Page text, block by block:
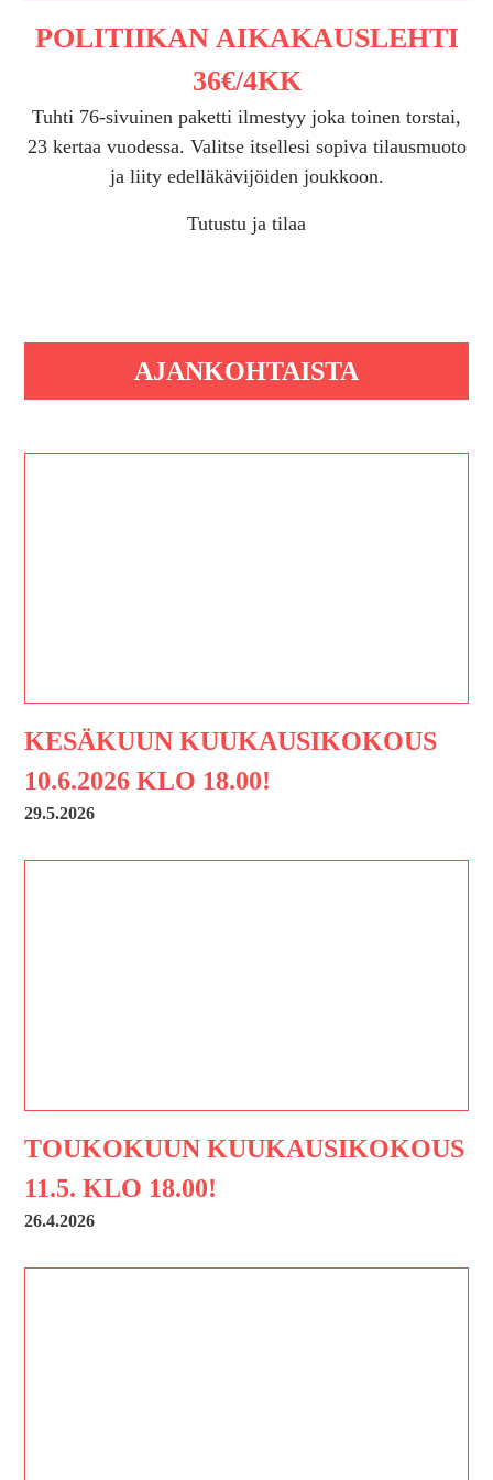
POLITIIKAN AIKAKAUSLEHTI
36€/4KK
Tuhti 76-sivuinen paketti ilmestyy joka toinen torstai,
23 kertaa vuodessa. Valitse itsellesi sopiva tilausmuoto
ja liity edelläkävijöiden joukkoon.
Tutustu ja tilaa
AJANKOHTAISTA
KESÄKUUN KUUKAUSIKOKOUS
10.6.2026 KLO 18.00!
29.5.2026
TOUKOKUUN KUUKAUSIKOKOUS
11.5. KLO 18.00!
26.4.2026